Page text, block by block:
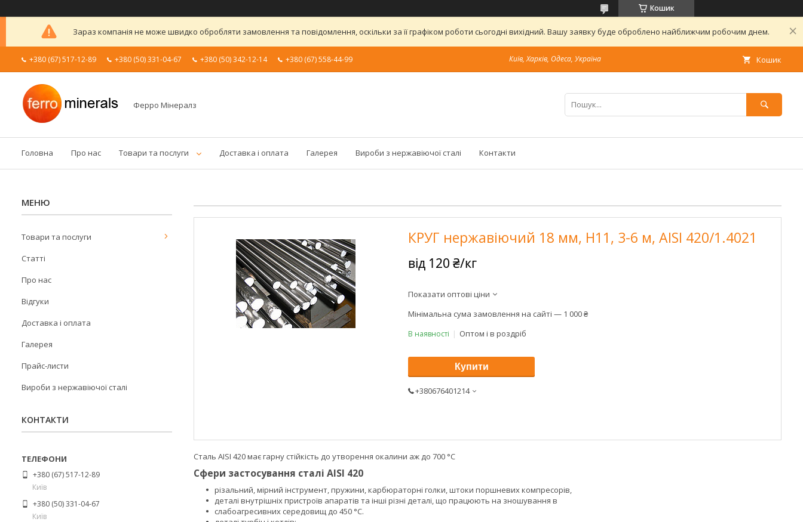
Кошик
Зараз компанія не може швидко обробляти замовлення та повідомлення, оскільки за її графіком роботи сьогодні вихідний. Вашу заявку буде оброблено найближчим робочим днем.
+380 (67) 517-12-89 +380 (50) 331-04-67 +380 (50) 342-12-14 +380 (67) 558-44-99 Київ, Харків, Одеса, Україна Кошик
Ферро Мінералз
Головна Про нас Товари та послуги Доставка і оплата Галерея Вироби з нержавіючої сталі Контакти
КРУГ нержавіючий 18 мм, Н11, 3-6 м, AISI 420/1.4021
від 120 ₴/кг
Показати оптові ціни
Мінімальна сума замовлення на сайті — 1 000 ₴
В наявності Оптом і в роздріб
Купити
+380676401214
Сталь AISI 420 має гарну стійкість до утворення окалини аж до 700 °C
Сфери застосування сталі AISI 420
різальний, мірний інструмент, пружини, карбюраторні голки, штоки поршневих компресорів,
деталі внутрішніх пристроїв апаратів та інші різні деталі, що працюють на зношування в
слабоагресивних середовищ до 450 °C.
Товари та послуги
Статті
Про нас
Відгуки
Доставка і оплата
Галерея
Прайс-листи
Вироби з нержавіючої сталі
КОНТАКТИ
+380 (67) 517-12-89
Київ
+380 (50) 331-04-67
Київ